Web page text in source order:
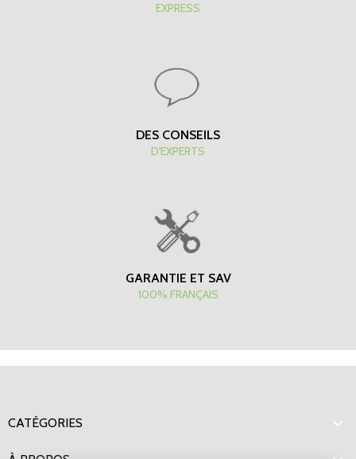
EXPRESS
DES CONSEILS
D'EXPERTS
GARANTIE ET SAV
100% FRANÇAIS
CATÉGORIES 